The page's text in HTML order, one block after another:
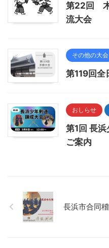
第22回 木
流大会
その他の大会
第119回全
おしらせ
第1回 長
ご案内
長浜市合同